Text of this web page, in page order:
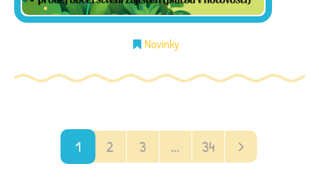
Novinky
1 2 3 … 34